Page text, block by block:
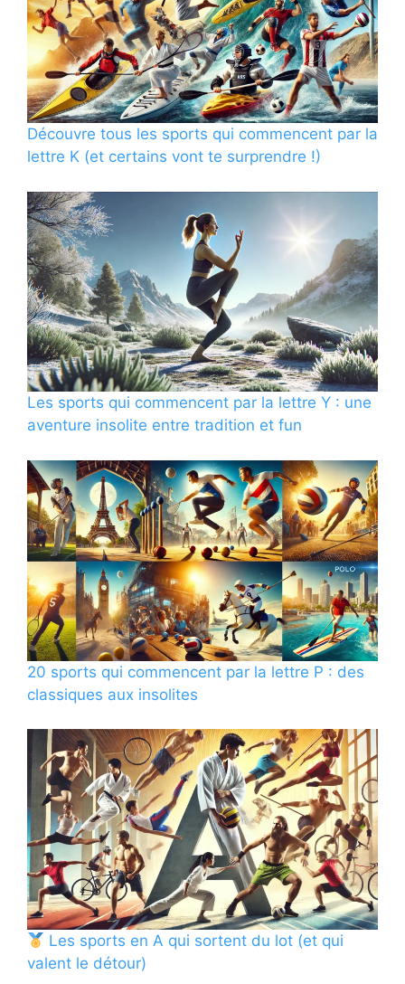
Découvre tous les sports qui commencent par la
lettre K (et certains vont te surprendre !)
Les sports qui commencent par la lettre Y : une
aventure insolite entre tradition et fun
20 sports qui commencent par la lettre P : des
classiques aux insolites
Les sports en A qui sortent du lot (et qui
valent le détour)